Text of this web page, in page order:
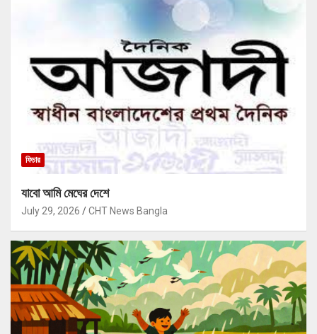
ফিচার
যাবো আমি মেঘের দেশে
July 29, 2026 CHT News Bangla